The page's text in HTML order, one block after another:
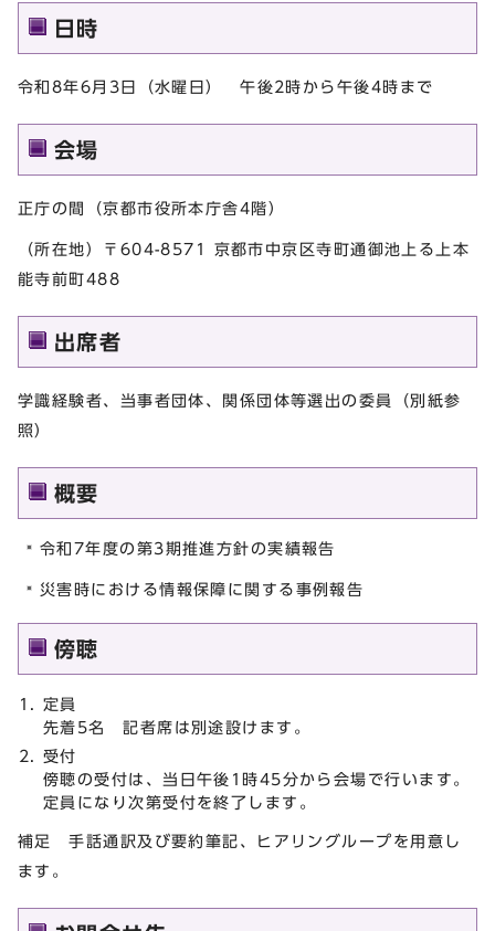
日時
令和8年6月3日（水曜日） 午後2時から午後4時まで
会場
正庁の間（京都市役所本庁舎4階）
（所在地）〒604-8571 京都市中京区寺町通御池上る上本
能寺前町488
出席者
学識経験者、当事者団体、関係団体等選出の委員（別紙参
照）
概要
令和7年度の第3期推進方針の実績報告
災害時における情報保障に関する事例報告
傍聴
定員
先着5名 記者席は別途設けます。
受付
傍聴の受付は、当日午後1時45分から会場で行います。
定員になり次第受付を終了します。
補足 手話通訳及び要約筆記、ヒアリングループを用意し
ます。